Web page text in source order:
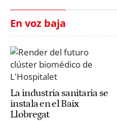
En voz baja
La industria sanitaria se
instala en el Baix
Llobregat